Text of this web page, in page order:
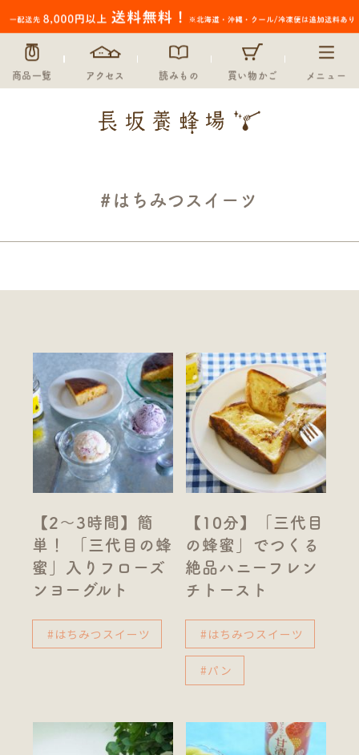
商品一覧 アクセス 読みもの 買い物かご メニュー
#はちみつスイーツ
【2〜3時間】簡
単！ 「三代目の蜂
蜜」入りフローズ
ンヨーグルト
#はちみつスイーツ
【10分】「三代目
の蜂蜜」でつくる
絶品ハニーフレン
チトースト
#はちみつスイーツ
#パン